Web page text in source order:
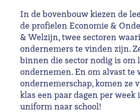
In de bovenbouw kiezen de
de profielen Economie &
& Welzijn, twee sectoren
ondernemers te vinden zijn.
binnen die sector nodig is om
ondernemen. En om alvast te
ondernemerschap, komen ze
klas een paar dagen per
uniform naar school!